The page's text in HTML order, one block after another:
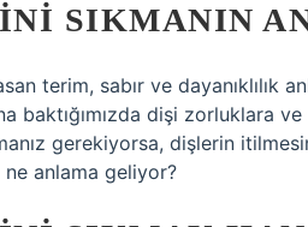
SIKMANIN
terim, sabır ve dayanıklılık
baktığımızda dişi zorluklara
gerekiyorsa, dişlerin
ne anlama geliyor?